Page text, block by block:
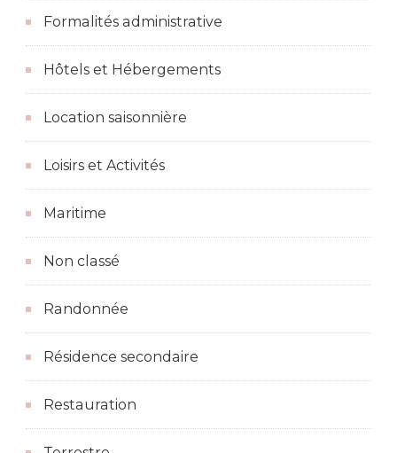
Formalités administrative
Hôtels et Hébergements
Location saisonnière
Loisirs et Activités
Maritime
Non classé
Randonnée
Résidence secondaire
Restauration